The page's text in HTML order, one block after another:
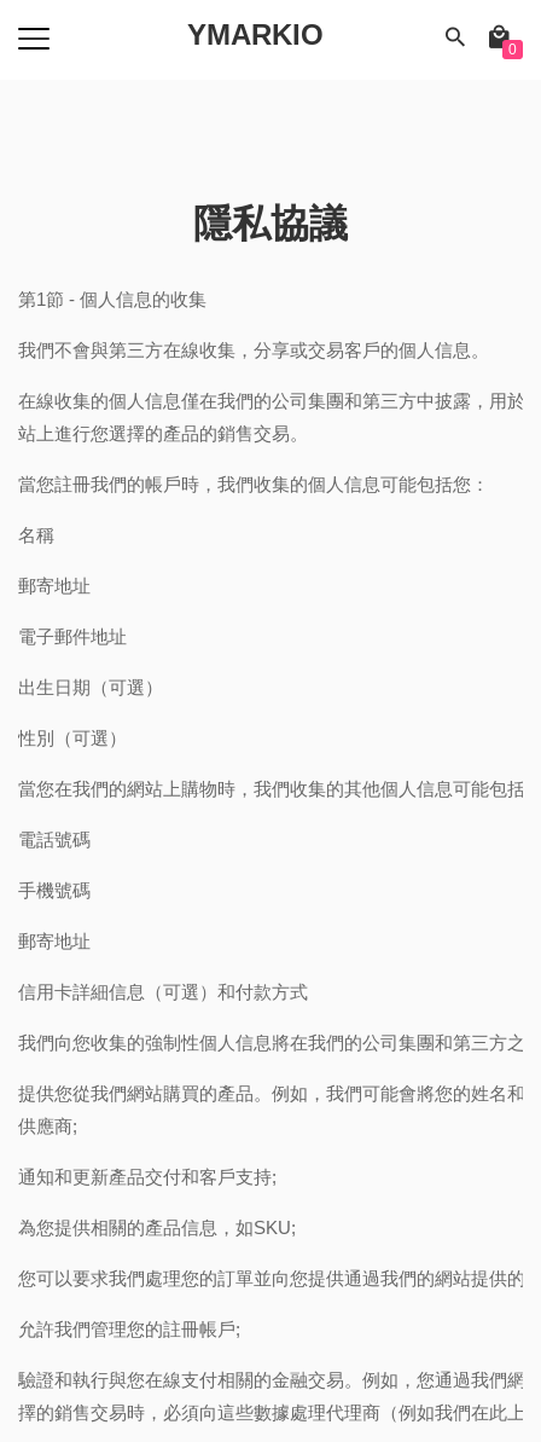
YMARKIO 0
隱私協議
第1節 - 個人信息的收集
我們不會與第三方在線收集，分享或交易客戶的個人信息。
在線收集的個人信息僅在我們的公司集團和第三方中披露，用於
站上進行您選擇的產品的銷售交易。
當您註冊我們的帳戶時，我們收集的個人信息可能包括您：
名稱
郵寄地址
電子郵件地址
出生日期（可選）
性別（可選）
當您在我們的網站上購物時，我們收集的其他個人信息可能包括
電話號碼
手機號碼
郵寄地址
信用卡詳細信息（可選）和付款方式
我們向您收集的強制性個人信息將在我們的公司集團和第三方之
提供您從我們網站購買的產品。例如，我們可能會將您的姓名和
供應商;
通知和更新產品交付和客戶支持;
為您提供相關的產品信息，如SKU;
您可以要求我們處理您的訂單並向您提供通過我們的網站提供的
允許我們管理您的註冊帳戶;
驗證和執行與您在線支付相關的金融交易。例如，您通過我們網
擇的銷售交易時，必須向這些數據處理代理商（例如我們在此上